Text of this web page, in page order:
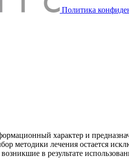
Политика
характер и
методики лечения остается
в результате